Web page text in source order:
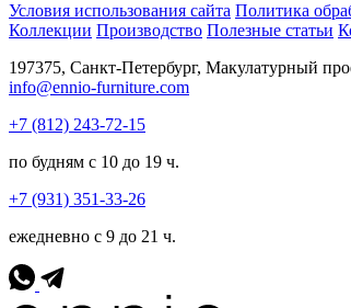
Условия использования сайта Политика
Коллекции Производство Полезные статьи
197375, Санкт-Петербург, Макулатурный
info@ennio-furniture.com
+7 (812) 243-72-15
по будням с 10 до 19 ч.
+7 (931) 351-33-26
ежедневно с 9 до 21 ч.